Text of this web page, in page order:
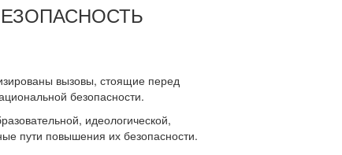
вызовы, стоящие перед
безопасности.
идеологической,
пути повышения их безопасности.